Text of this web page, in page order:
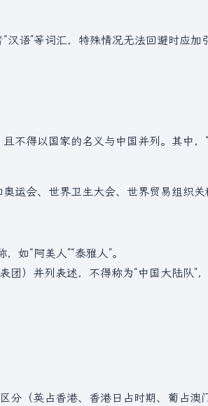
汉语”等词汇，特殊情况无法回避时应
不得以国家的名义与中国并列。其中
运会、世界卫生大会、世界贸易组织
如“阿美人”“泰雅人”。
）并列表述，不得称为“中国大陆队”
分（英占香港、香港日占时期、葡占澳